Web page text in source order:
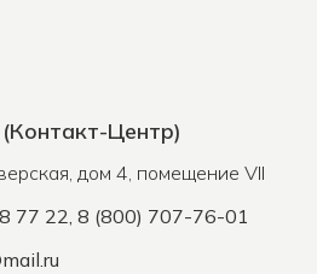
Центр)
дом 4, помещение VII
77 22, 8 (800) 707-76-01